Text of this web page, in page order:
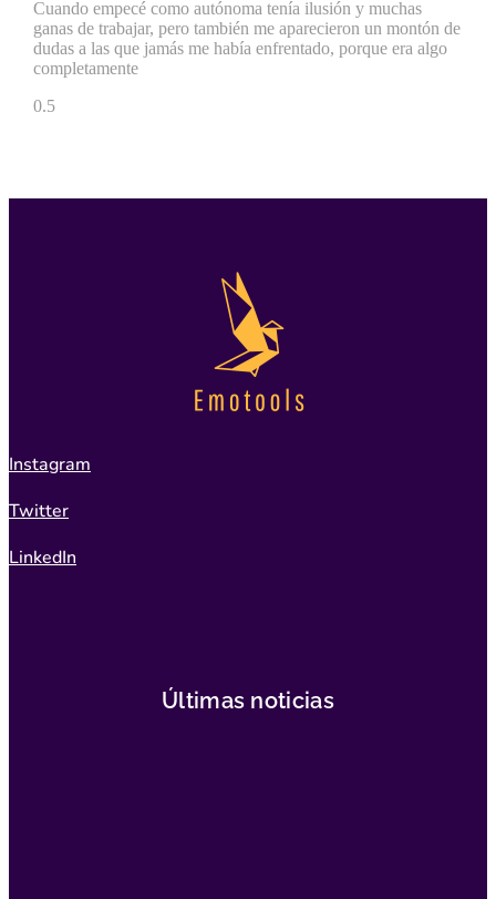
Cuando empecé como autónoma tenía ilusión y muchas
ganas de trabajar, pero también me aparecieron un montón de
dudas a las que jamás me había enfrentado, porque era algo
completamente
Instagram
Twitter
LinkedIn
Últimas noticias